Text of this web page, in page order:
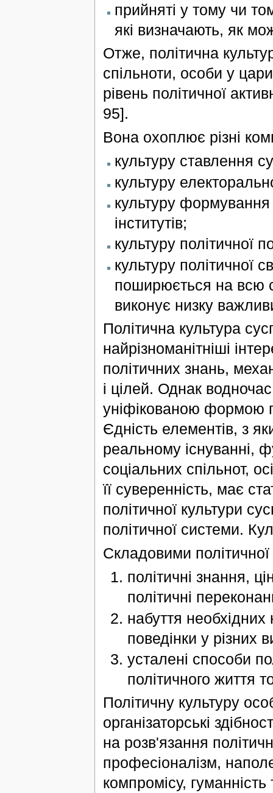
прийняті у тому чи
які визначають, як
Отже, політична
спільноти, особи у
рівень політичної
95].
Вона охоплює різні
культуру ставлення
культуру
культуру формування
інститутів;
культуру політичної
культуру політичної
поширюється на всю
виконує низку
Політична культура
найрізноманітніші
політичних знань,
і цілей. Однак
уніфікованою формою
Єдність елементів, з
реальному існуванні,
соціальних спільнот,
її суверенність, має
політичної культури
політичної системи.
Складовими
політичні знання,
політичні
набуття необхідних
поведінки у різних
усталені способи
політичного життя
Політичну культуру
організаторські
на розв'язання
професіоналізм,
компромісу,